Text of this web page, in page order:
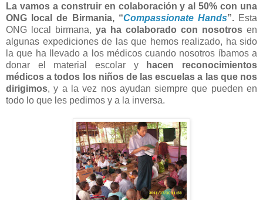
La vamos a construir en colaboración y al 50% con una
ONG local de Birmania, “Compassionate Hands”.Esta
ONG local birmana, ya ha colaborado con nosotros en
algunas expediciones de las que hemos realizado, ha sido
la que ha llevado a los médicos cuando nosotros íbamos a
donar el material escolar y
hacen reconocimientos
médicos a todos los niños de las escuelas a las que nos
dirigimos, y a la vez nos ayudan siempre que pueden en
todo lo que les pedimos y a la inversa.